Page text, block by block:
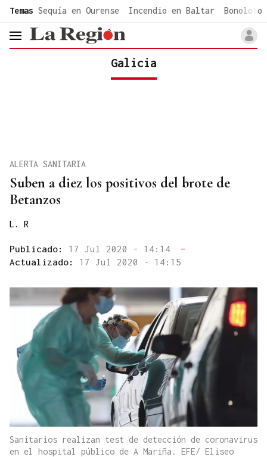
common.go-to-content
Temas Sequía en Ourense Incendio en Baltar Bonoloto
header.menu.open
Galicia
Suben a diez los positivos del brote de
Betanzos
ALERTA SANITARIA
L. R
Publicado: 17 Jul 2020 - 14:14
—
Actualizado: 17 Jul 2020 - 14:15
Sanitarios realizan test de detección de coronavirus
en el hospital público de A Mariña. EFE/ Eliseo